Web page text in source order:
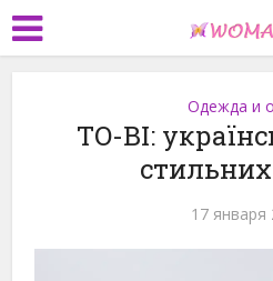
Одежда и
TO-BI:
17 января